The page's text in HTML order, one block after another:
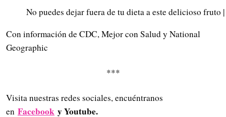
No puedes dejar fuera de tu dieta a este delicioso fruto
Con información de CDC, Mejor con Salud y National
Geographic
***
Visita nuestras redes sociales, encuéntranos
en Facebook y Youtube.